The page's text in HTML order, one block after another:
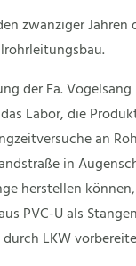
zwanziger
der Fa.
Labor, die
an
in
herstellen
PVC-U als
LKW